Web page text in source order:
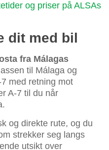
og priser på ALSAs
dit med bil
fra Málagas
til Málaga og
med retning mot
A-7 til du når
og direkte rute, og du
strekker seg langs
utsikt over